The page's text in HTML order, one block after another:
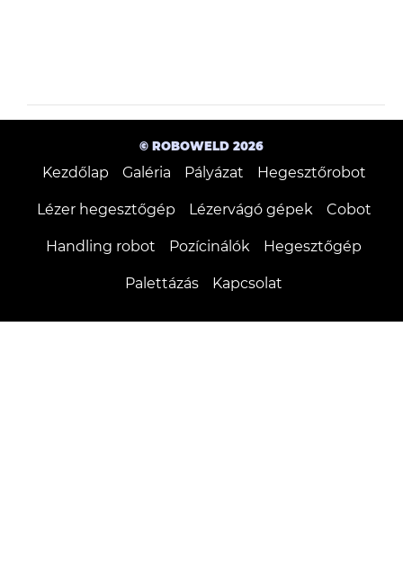
© ROBOWELD 2026
Kezdőlap Galéria Pályázat Hegesztőrobot
Lézer hegesztőgép Lézervágó gépek Cobot
Handling robot Pozícinálók Hegesztőgép
Palettázás Kapcsolat